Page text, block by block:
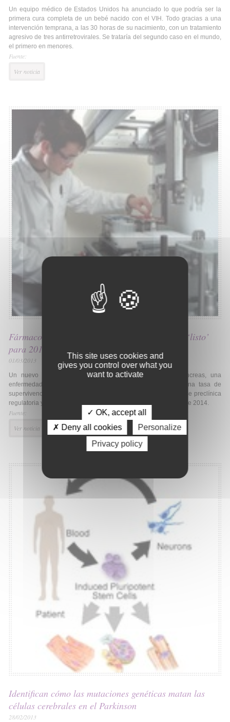
Un equipo médico de Estados Unidos ha anunciado lo que podría ser la
primera cura completa de un bebé nacido con el VIH. Todo gracias a una
intervención temprana, a las 30 horas de su nacimiento, con un tratamiento
agresivo de tres antirretrovirales. Se trataría del segundo caso en el mundo,
el primero en menores.
Fuente:
Ver noticia
Fármaco español contra el cáncer de páncreas ‘listo’
para 2014
01/03/2013
Un nuevo medicamento español contra el cáncer de páncreas, una
enfermedad para la que hoy no existe cura y que tiene una tasa de
supervivencia de entre cuatro y seis meses, ha entrado en fase preclínica
regulatoria y comenzará a probarse en pacientes a comienzos de 2014.
Fuente:
Ver noticia
Identifican cómo las mutaciones genéticas matan las
células cerebrales en el Parkinson
28/02/2013
This site uses cookies and
gives you control over what you
want to activate
✓ OK, accept all
✗ Deny all cookies
Personalize
Privacy policy